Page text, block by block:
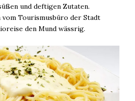
und deftigen Zutaten.
vom Tourismusbüro der Stadt
den Mund wässrig.